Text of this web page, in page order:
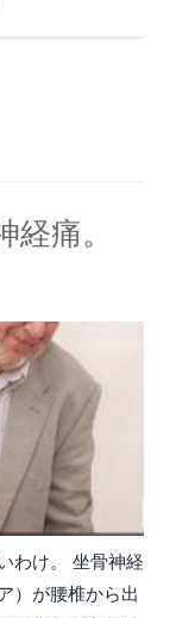
痛。
わけ。 坐骨神経
）が腰椎から出